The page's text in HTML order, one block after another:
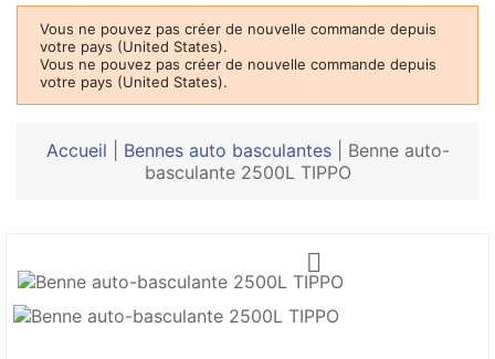
Vous ne pouvez pas créer de nouvelle commande depuis
votre pays (United States).
Vous ne pouvez pas créer de nouvelle commande depuis
votre pays (United States).
Accueil Bennes auto basculantes| Benne auto-
basculante 2500L TIPPO
